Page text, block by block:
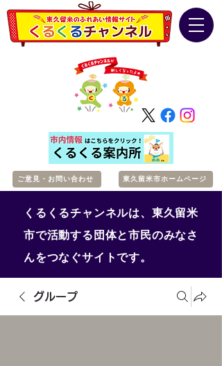
ご意見・お問い合わせ 東久留米市ホームページ
くるくるチャンネルは、東久留米
市で活動する団体と市民のみなさ
んをつなぐサイトです。
グループ